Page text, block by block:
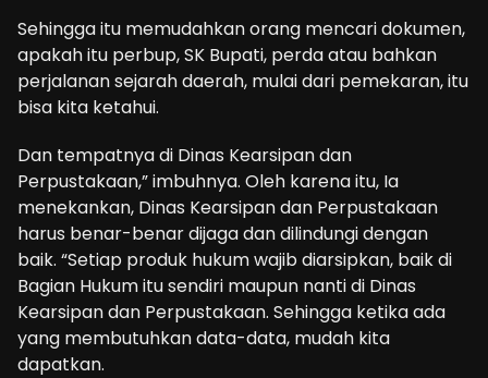
Sehingga itu memudahkan orang mencari dokumen,
apakah itu perbup, SK Bupati, perda atau bahkan
perjalanan sejarah daerah, mulai dari pemekaran, itu
bisa kita ketahui.
Dan tempatnya di Dinas Kearsipan dan
Perpustakaan,” imbuhnya. Oleh karena itu, Ia
menekankan, Dinas Kearsipan dan Perpustakaan
harus benar-benar dijaga dan dilindungi dengan
baik. “Setiap produk hukum wajib diarsipkan, baik di
Bagian Hukum itu sendiri maupun nanti di Dinas
Kearsipan dan Perpustakaan. Sehingga ketika ada
yang membutuhkan data-data, mudah kita
dapatkan.